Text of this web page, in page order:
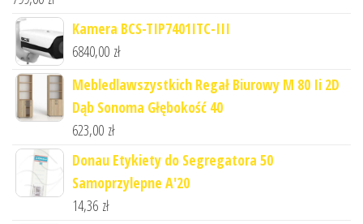
Kamera BCS-TIP7401ITC-III
6840,00 zł
Mebledlawszystkich Regał Biurowy M 80 Ii 2D
Dąb Sonoma Głębokość 40
623,00 zł
Donau Etykiety do Segregatora 50
Samoprzylepne A'20
14,36 zł